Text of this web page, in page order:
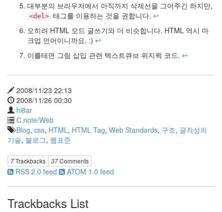
대부분의 브라우저에서 아직까지 삭제선을 그어주긴 하지만,
<del> 태그를 이용하는 것을 권합니다. ↩
오히려 HTML 모드 글쓰기와 더 비슷합니다. HTML 역시 마
크업 언어이니까요. :) ↩
이를테면 그림 삽입 관련 텍스트큐브 위지윅 코드. ↩
2008/11/23 22:13
2008/11/26 00:30
hi8ar
C.note/Web
Blog, css, HTML, HTML Tag, Web Standards, 구조, 글작성의
기술, 블로그, 웹표준
7Trackbacks 37Comments
RSS 2.0 feed ATOM 1.0 feed
Trackbacks List